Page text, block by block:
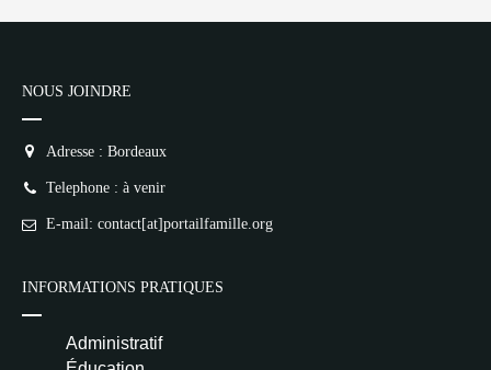
NOUS JOINDRE
Adresse : Bordeaux
Telephone : à venir
E-mail: contact[at]portailfamille.org
INFORMATIONS PRATIQUES
Administratif